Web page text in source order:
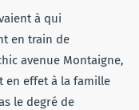
à qui
en train de
avenue Montaigne,
en effet à la famille
le degré de